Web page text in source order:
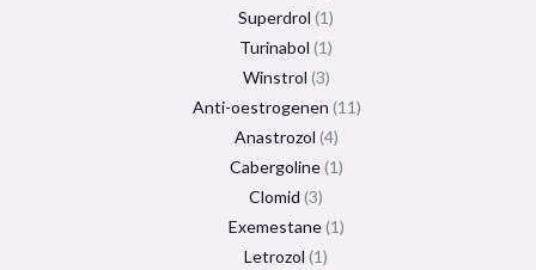
Superdrol 1
Turinabol 1
Winstrol 3
Anti-oestrogenen 11
Anastrozol 4
Cabergoline 1
Clomid 3
Exemestane 1
Letrozol 1